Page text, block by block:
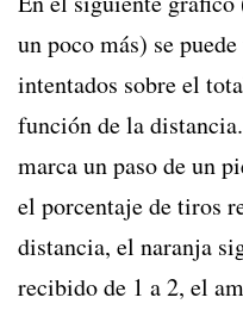
un poco más) se
intentados sobre el
función de la
marca un paso de un
el porcentaje de tiros
distancia, el naranja
recibido de 1 a 2, el